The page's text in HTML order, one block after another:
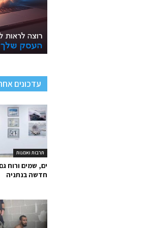
עדכונים
תרבות ואמנות
ים, שמים ורוח
חדשה בנתניה